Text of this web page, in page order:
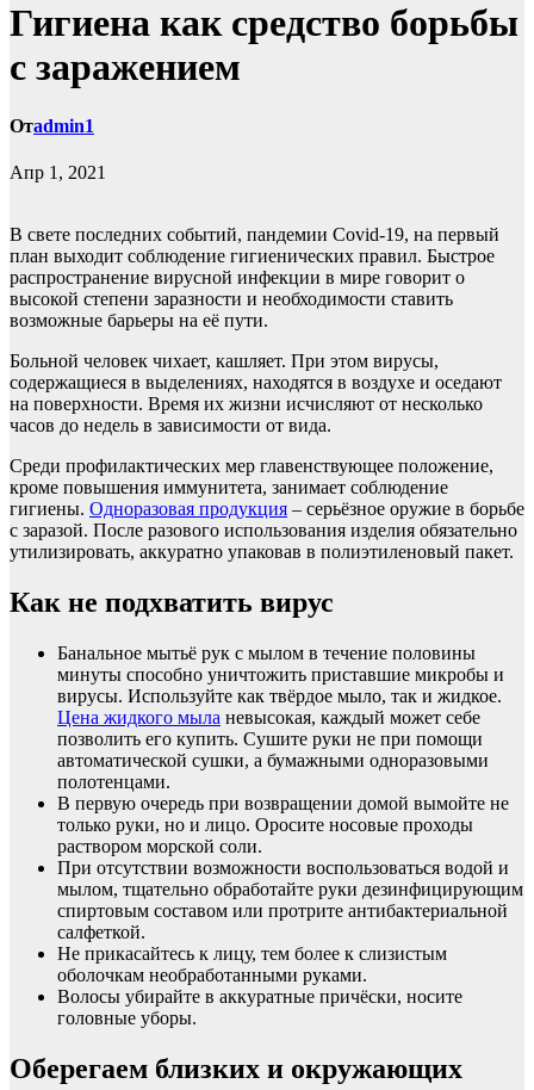
Гигиена как средство борьбы
с заражением
Отadmin1
Апр 1, 2021
В свете последних событий, пандемии Covid-19, на первый
план выходит соблюдение гигиенических правил. Быстрое
распространение вирусной инфекции в мире говорит о
высокой степени заразности и необходимости ставить
возможные барьеры на её пути.
Больной человек чихает, кашляет. При этом вирусы,
содержащиеся в выделениях, находятся в воздухе и оседают
на поверхности. Время их жизни исчисляют от несколько
часов до недель в зависимости от вида.
Среди профилактических мер главенствующее положение,
кроме повышения иммунитета, занимает соблюдение
гигиены. Одноразовая продукция – серьёзное оружие в борьбе
с заразой. После разового использования изделия обязательно
утилизировать, аккуратно упаковав в полиэтиленовый пакет.
Как не подхватить вирус
Банальное мытьё рук с мылом в течение половины
минуты способно уничтожить приставшие микробы и
вирусы. Используйте как твёрдое мыло, так и жидкое.
Цена жидкого мыла невысокая, каждый может себе
позволить его купить. Сушите руки не при помощи
автоматической сушки, а бумажными одноразовыми
полотенцами.
В первую очередь при возвращении домой вымойте не
только руки, но и лицо. Оросите носовые проходы
раствором морской соли.
При отсутствии возможности воспользоваться водой и
мылом, тщательно обработайте руки дезинфицирующим
спиртовым составом или протрите антибактериальной
салфеткой.
Не прикасайтесь к лицу, тем более к слизистым
оболочкам необработанными руками.
Волосы убирайте в аккуратные причёски, носите
головные уборы.
Оберегаем близких и окружающих